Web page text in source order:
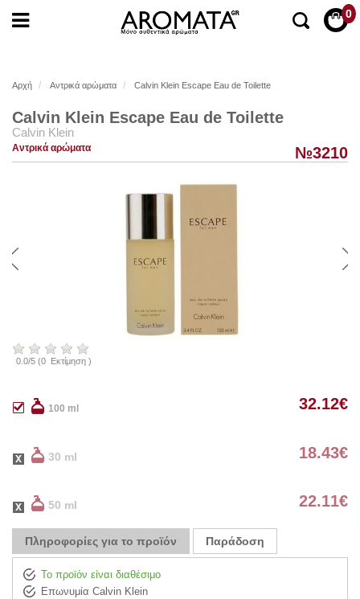
0
Αρχή Αντρικά αρώματα Calvin Klein Escape Eau de Toilette
Calvin Klein Escape Eau de Toilette
Calvin Klein
Αντρικά αρώματα №3210
0.0/5 (0 Εκτίμηση )
100 ml 32.12€
30 ml 18.43€
50 ml 22.11€
Πληροφορίες για το προϊόν Παράδοση
Το προϊόν είναι διαθέσιμο
Επωνυμία Calvin Klein